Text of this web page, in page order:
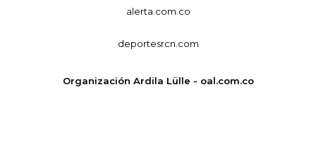
alerta.com.co
deportesrcn.com
Organización Ardila Lülle - oal.com.co